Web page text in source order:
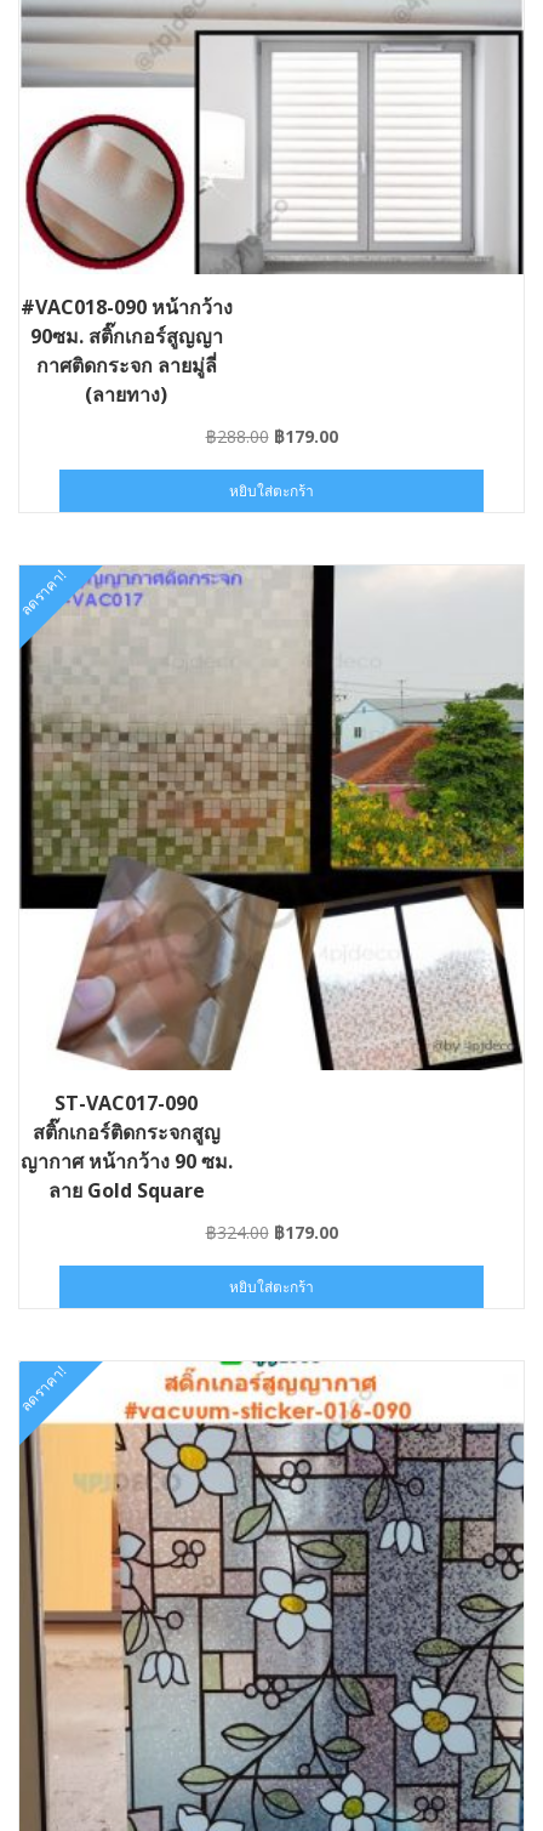
#VAC018-090 หน้ากว้าง
90ซม. สติ๊กเกอร์สูญญา
กาศติดกระจก ลายมู่ลี่
(ลายทาง)
฿288.00 Original
was:
฿288.00.
฿179.00Current
฿179.00.
หยิบใส่ตะกร้า
ลดราคา!
ST-VAC017-090
สติ๊กเกอร์ติดกระจกสูญ
ญากาศ หน้ากว้าง 90 ซม.
ลาย Gold Square
฿324.00 Original
was:
฿324.00.
฿179.00Current
฿179.00.
หยิบใส่ตะกร้า
ลดราคา!